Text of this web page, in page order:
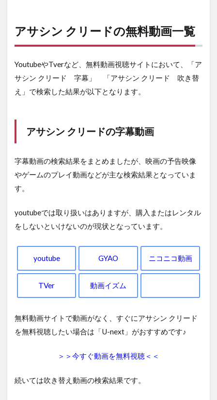
アサシン クリードの無料動画一覧
YoutubeやTverなど、無料動画視聴サイトにおいて、「ア
サシン クリード 字幕」 「アサシン クリード 吹き替
え」で検索した結果が以下となります。
アサシン クリードの字幕動画
字幕動画の検索結果をまとめましたが、映画の予告映像
やゲームのプレイ動画などが主な検索結果となっていま
す。
youtubeでは取り扱いはありますが、購入またはレンタル
をしないといけないのが現状となっています。
youtube GYAO ニコニコ動画
TVer 動画イズム
無料動画サイトで動画がなく、すぐにアサシン クリード
を無料視聴したい場合は「U-next」がおすすめです♪
＞＞今すぐ動画を無料視聴＜＜
続いては吹き替え動画の検索結果です。